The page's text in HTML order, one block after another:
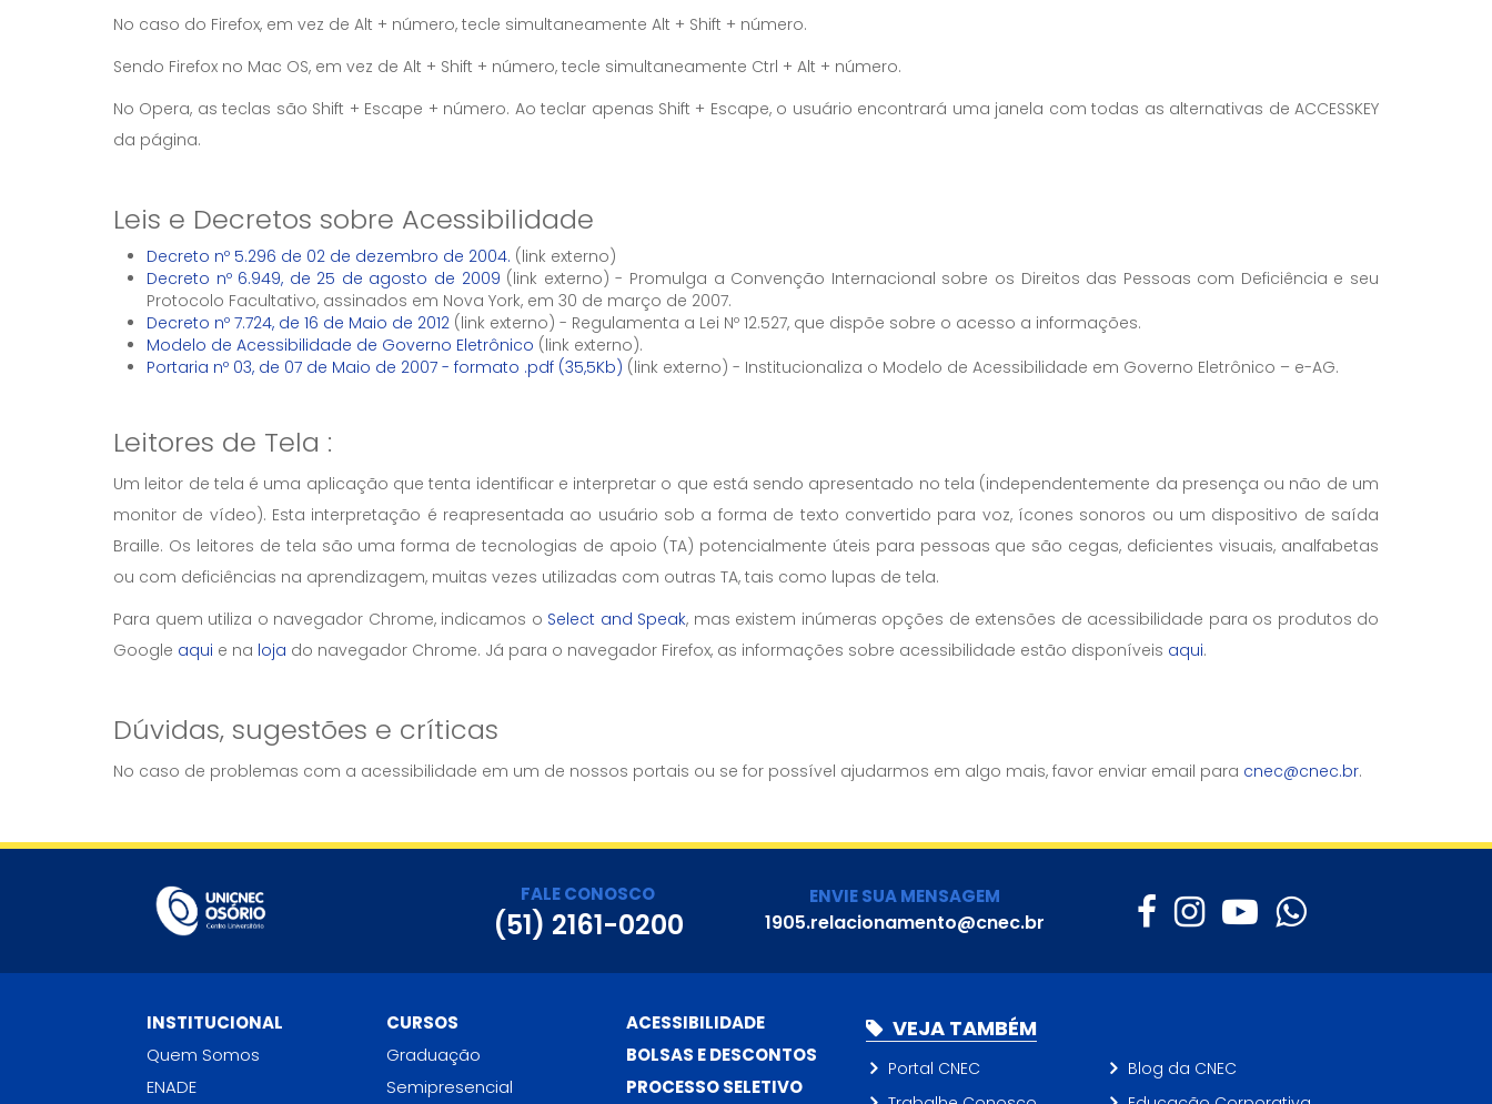
No caso do Firefox, em vez de Alt + número, tecle simultaneamente Alt + Shift + número.
Sendo Firefox no Mac OS, em vez de Alt + Shift + número, tecle simultaneamente Ctrl + Alt + número.
No Opera, as teclas são Shift + Escape + número. Ao teclar apenas Shift + Escape, o usuário encontrará uma janela com todas as alternativas de ACCESSKEY
da página.
Leis e Decretos sobre Acessibilidade
Decreto nº 5.296 de 02 de dezembro de 2004. (link externo)
Decreto nº 6.949, de 25 de agosto de 2009 (link externo) - Promulga a Convenção Internacional sobre os Direitos das Pessoas com Deficiência e seu
Protocolo Facultativo, assinados em Nova York, em 30 de março de 2007.
Decreto nº 7.724, de 16 de Maio de 2012 (link externo) - Regulamenta a Lei Nº 12.527, que dispõe sobre o acesso a informações.
Modelo de Acessibilidade de Governo Eletrônico (link externo).
Portaria nº 03, de 07 de Maio de 2007 - formato .pdf (35,5Kb) (link externo) - Institucionaliza o Modelo de Acessibilidade em Governo Eletrônico – e-AG.
Leitores de Tela :
Um leitor de tela é uma aplicação que tenta identificar e interpretar o que está sendo apresentado no tela (independentemente da presença ou não de um
monitor de vídeo). Esta interpretação é reapresentada ao usuário sob a forma de texto convertido para voz, ícones sonoros ou um dispositivo de saída
Braille. Os leitores de tela são uma forma de tecnologias de apoio (TA) potencialmente úteis para pessoas que são cegas, deficientes visuais, analfabetas
ou com deficiências na aprendizagem, muitas vezes utilizadas com outras TA, tais como lupas de tela.
Para quem utiliza o navegador Chrome, indicamos o Select and Speak, mas existem inúmeras opções de extensões de acessibilidade para os produtos do
Google aqui e na loja do navegador Chrome. Já para o navegador Firefox, as informações sobre acessibilidade estão disponíveis aqui.
Dúvidas, sugestões e críticas
No caso de problemas com a acessibilidade em um de nossos portais ou se for possível ajudarmos em algo mais, favor enviar email para cnec@cnec.br.
FALE CONOSCO
(51) 2161-0200
ENVIE SUA MENSAGEM
1905.relacionamento@cnec.br
INSTITUCIONAL
Quem Somos
ENADE
CURSOS
Graduação
Semipresencial
ACESSIBILIDADE
BOLSAS E DESCONTOS
PROCESSO SELETIVO
VEJA TAMBÉM
Portal CNEC
Blog da CNEC